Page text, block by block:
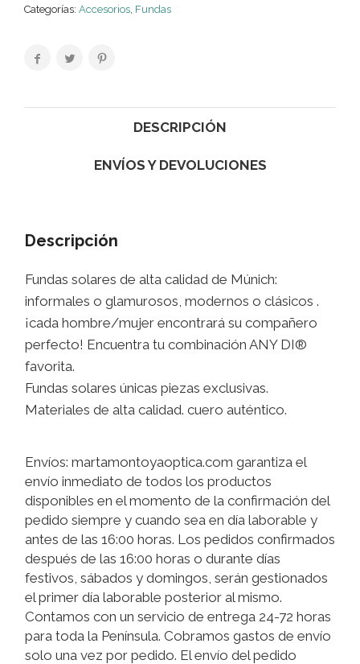
Categorías: Accesorios, Fundas
DESCRIPCIÓN
ENVÍOS Y DEVOLUCIONES
Descripción
Fundas solares de alta calidad de Múnich:
informales o glamurosos, modernos o clásicos .
¡cada hombre/mujer encontrará su compañero
perfecto! Encuentra tu combinación ANY DI®
favorita.
Fundas solares únicas piezas exclusivas.
Materiales de alta calidad. cuero auténtico.
Envíos: martamontoyaoptica.com garantiza el
envío inmediato de todos los productos
disponibles en el momento de la confirmación del
pedido siempre y cuando sea en día laborable y
antes de las 16:00 horas. Los pedidos confirmados
después de las 16:00 horas o durante días
festivos, sábados y domingos, serán gestionados
el primer día laborable posterior al mismo.
Contamos con un servicio de entrega 24-72 horas
para toda la Península. Cobramos gastos de envío
solo una vez por pedido. El envío del pedido